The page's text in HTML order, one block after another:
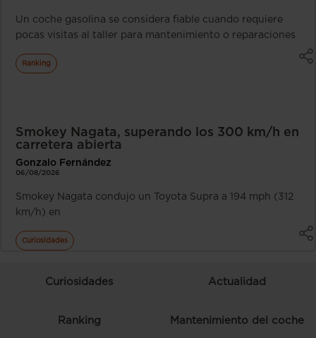
Un coche gasolina se considera fiable cuando requiere
pocas visitas al taller para mantenimiento o reparaciones
Ranking
Smokey Nagata, superando los 300 km/h en
carretera abierta
Gonzalo Fernández
06/08/2026
Smokey Nagata condujo un Toyota Supra a 194 mph (312
km/h) en
Curiosidades
Curiosidades Actualidad
Ranking Mantenimiento del coche